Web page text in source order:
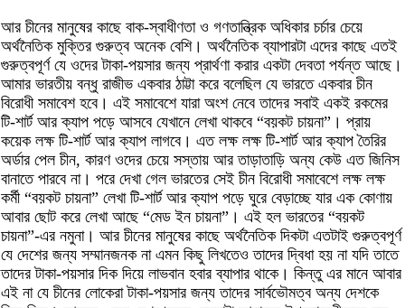
আর চীনের মানুষের কাছে বাক-স্বাধীণতা ও গণতান্ত্রিক অধিকার চর্চার চেয়ে
অর্থনৈতিক মুক্তির গুরুত্ব অনেক বেশি। অর্থনৈতিক ব্যাপারটা এদের কাছে এতই
গুরুত্বপূর্ণ যে ওদের টাকা-পয়সার জন্য প্রার্থণা করার একটা দেবতা পর্যন্ত আছে।
আমার ভারতীয় বন্ধু রাজীভ একবার ঠাট্টা করে বলেছিল যে ভারতে একবার চীন
বিরোধী সমাবেশ হবে। এই সমাবেশে যারা অংশ নেবে তাদের সবাই একই রকমের
টি-শার্ট আর ক্যাপ পড়ে আসবে যেখানে লেখা থাকবে “বয়কট চায়না”। প্রায়
কয়েক লক্ষ টি-শার্ট আর ক্যাপ লাগবে। এত লক্ষ লক্ষ টি-শার্ট আর ক্যাপ তৈরির
অর্ডার পেল চীন, কারণ ওদের চেয়ে সস্তায় আর তাড়াতাড়ি অন্য কেউ এত জিনিস
বানাতে পারবে না। পরে দেখা গেল ভারতের সেই চীন বিরোধী সমাবেশে লক্ষ লক্ষ
কর্মী “বয়কট চায়না” লেখা টি-শার্ট আর ক্যাপ পড়ে ঘুরে বেড়াচ্ছে যার এক কোণায়
আবার ছোট করে লেখা আছে “মেড ইন চায়না”। এই হল ভারতের “বয়কট
চায়না”-এর নমুনা। আর চীনের মানুষের কাছে অর্থনৈতিক দিকটা এতটাই গুরুত্বপূর্ণ
যে দেশের জন্য সম্মানজনক না এমন কিছু লিখতেও তাদের দ্বিধা হয় না যদি তাতে
তাদের টাকা-পয়সার দিক দিয়ে লাভবান হবার ব্যাপার থাকে। কিন্তু এর মানে আবার
এই না যে চীনের লোকেরা টাকা-পয়সার জন্য তাদের সার্বভৌমত্ব অন্য দেশকে